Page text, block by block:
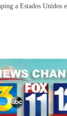
a Estados Unidos